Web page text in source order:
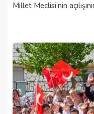
Millet Meclisi’nin